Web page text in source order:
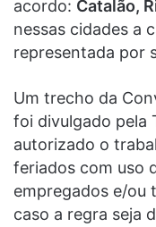
acordo: Catalão,
nessas cidades a
representada por
Um trecho da
foi divulgado pela
autorizado o
feriados com uso
empregados e/ou
caso a regra seja